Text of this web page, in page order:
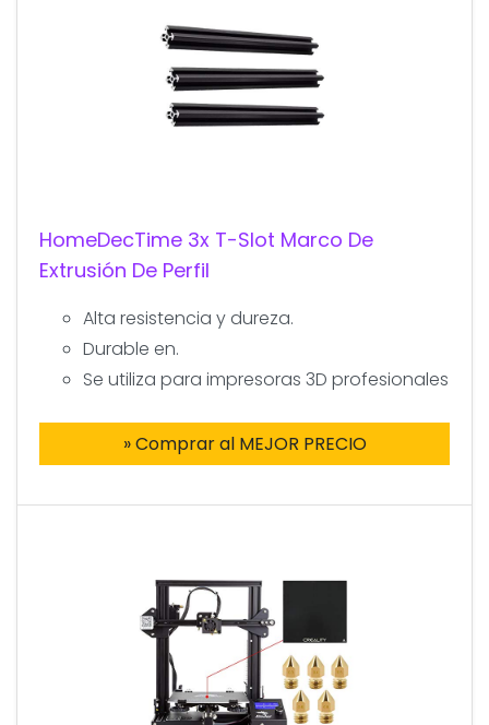
HomeDecTime 3x T-Slot Marco De
Extrusión De Perfil
Alta resistencia y dureza.
Durable en.
Se utiliza para impresoras 3D profesionales
» Comprar al MEJOR PRECIO